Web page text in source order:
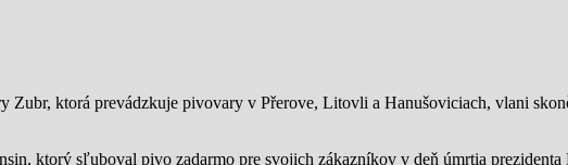
Zubr, ktorá prevádzkuje pivovary v Přerove, Litovli a Hanušoviciach, vlani
ktorý sľuboval pivo zadarmo pre svojich zákazníkov v deň úmrtia